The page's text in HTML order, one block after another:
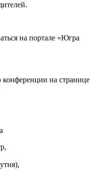
на портале «Югра
на странице